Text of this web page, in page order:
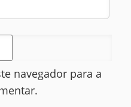
navegador para a